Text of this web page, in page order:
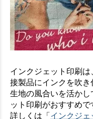
インクジェット印刷
接製品にインクを吹き
生地の風合いを活か
ット印刷がおすすめで
詳しくは「インクジェ